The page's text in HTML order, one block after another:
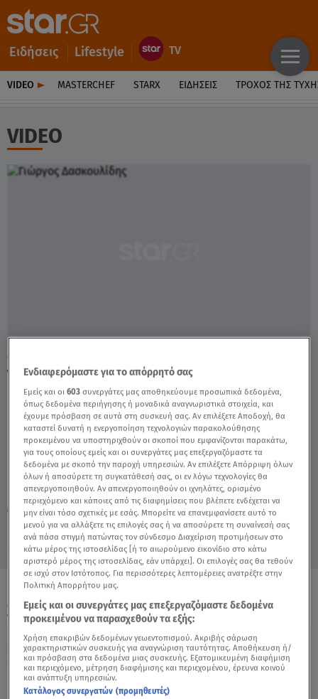
Ειδήσεις Lifestyle
VIDEO MASTERCHEF STARX ΕΙΔΉΣΕΙΣ ΤΡΟΧΌΣ ΤΗΣ
VIDEO
Παρασκευή 7 Αυγούστου 2026
15.10.21, 15:45 CELEBRITIES & GOSSIP ΝΕΑ
Ο Γιώργος Δασκουλίδης Παντρεύεται! -
Video
ΟΛΑ ΤΑ ΒΙΝΤΕΟ
Ενδιαφερόμαστε για το απόρρητό σας
Εμείς και οι603 συνεργάτες μας αποθηκεύουμε προσωπικά δεδομένα,
όπως δεδομένα περιήγησης ή μοναδικά αναγνωριστικά στοιχεία, και
έχουμε πρόσβαση σε αυτά στη συσκευή σας. Αν επιλέξετε Αποδοχή, θα
καταστεί δυνατή η ενεργοποίηση τεχνολογιών παρακολούθησης
προκειμένου να υποστηριχθούν οι σκοποί που εμφανίζονται παρακάτω,
για τους οποίους εμείς και οι συνεργάτες μας επεξεργαζόμαστε τα
δεδομένα με σκοπό την παροχή υπηρεσιών. Αν επιλέξετε Απόρριψη όλων
όλων ή αποσύρετε τη συγκατάθεσή σας, οι εν λόγω τεχνολογίες θα
απενεργοποιηθούν. Αν απενεργοποιηθούν οι ιχνηλάτες, ορισμένο
περιεχόμενο και κάποιες από τις διαφημίσεις που βλέπετε ενδέχεται να
μην είναι τόσο σχετικές με εσάς. Μπορείτε να επανεμφανίσετε αυτό το
μενού για να αλλάξετε τις επιλογές σας ή να αποσύρετε τη συναίνεσή σας
ανά πάσα στιγμή πατώντας τον σύνδεσμο Διαχείριση προτιμήσεων στο
κάτω μέρος της ιστοσελίδας [ή το αιωρούμενο εικονίδιο στο κάτω
αριστερό μέρος της ιστοσελίδας, εάν υπάρχει]. Οι επιλογές σας θα τεθούν
σε ισχύ στον Ιστότοπος. Για περισσότερες λεπτομέρειες ανατρέξτε στην
Πολιτική Απορρήτου μας.
Εμείς και οι συνεργάτες μας επεξεργαζόμαστε δεδομένα
προκειμένου να παρασχεθούν τα εξής:
Χρήση επακριβών δεδομένων γεωεντοπισμού. Ακριβής σάρωση
χαρακτηριστικών συσκευής για αναγνώριση ταυτότητας. Αποθήκευση ή/
και πρόσβαση στα δεδομένα μιας συσκευής. Εξατομικευμένη διαφήμιση
και περιεχόμενο, μέτρηση διαφήμισης και περιεχομένου, έρευνα κοινού
και ανάπτυξη υπηρεσιών.
Κατάλογος συνεργατών (προμηθευτές)